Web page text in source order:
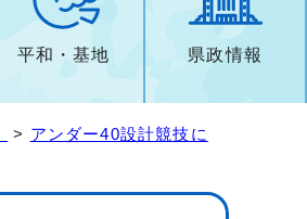
平和・基地 県政情報
> アンダー40設計競技に